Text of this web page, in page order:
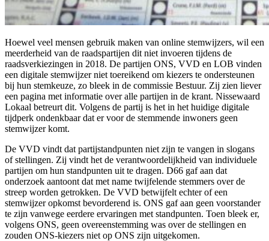
Hoewel veel mensen gebruik maken van online stemwijzers, wil een
meerderheid van de raadspartijen dit niet invoeren tijdens de
raadsverkiezingen in 2018. De partijen ONS, VVD en LOB vinden
een digitale stemwijzer niet toereikend om kiezers te ondersteunen
bij hun stemkeuze, zo bleek in de commissie Bestuur. Zij zien liever
een pagina met informatie over alle partijen in de krant. Nissewaard
Lokaal betreurt dit. Volgens de partij is het in het huidige digitale
tijdperk ondenkbaar dat er voor de stemmende inwoners geen
stemwijzer komt.
De VVD vindt dat partijstandpunten niet zijn te vangen in slogans
of stellingen. Zij vindt het de verantwoordelijkheid van individuele
partijen om hun standpunten uit te dragen. D66 gaf aan dat
onderzoek aantoont dat met name twijfelende stemmers over de
streep worden getrokken. De VVD betwijfelt echter of een
stemwijzer opkomst bevorderend is. ONS gaf aan geen voorstander
te zijn vanwege eerdere ervaringen met standpunten. Toen bleek er,
volgens ONS, geen overeenstemming was over de stellingen en
zouden ONS-kiezers niet op ONS zijn uitgekomen.